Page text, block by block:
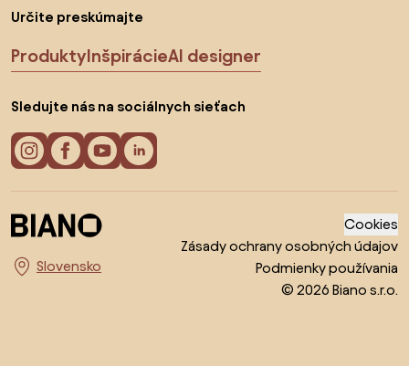
Určite preskúmajte
ProduktyInšpirácieAI designer
Sledujte nás na sociálnych sieťach
Vyberte krajinu
Cookies
Zásady ochrany osobných údajov
Podmienky používania
© 2026 Biano s.r.o.